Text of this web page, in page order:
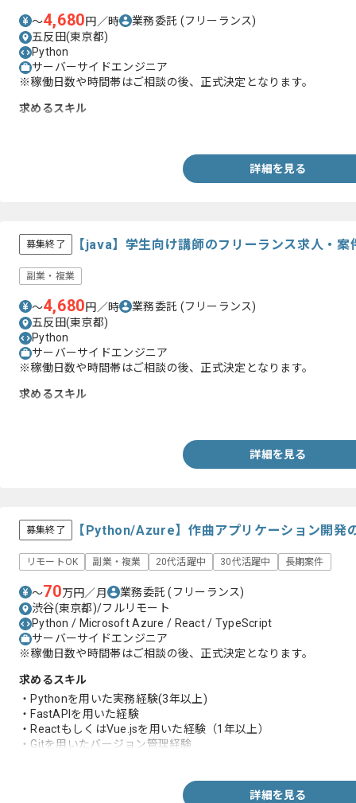
〜4,680円／時 業務委託 (フリーランス)
五反田(東京都)
Python
サーバーサイドエンジニア
※稼働日数や時間帯はご相談の後、正式決定となります。
求めるスキル
詳細を見る
募集終了 【java】学生向け講師のフリーランス求人・案
副業・複業
〜4,680円／時 業務委託 (フリーランス)
五反田(東京都)
Python
サーバーサイドエンジニア
※稼働日数や時間帯はご相談の後、正式決定となります。
求めるスキル
詳細を見る
募集終了 【Python/Azure】作曲アプリケーション開発
リモートOK 副業・複業 20代活躍中 30代活躍中 長期案件
〜70万円／月 業務委託(フリーランス)
渋谷(東京都)/フルリモート
Python / Microsoft Azure / React / TypeScript
サーバーサイドエンジニア
※稼働日数や時間帯はご相談の後、正式決定となります。
求めるスキル
・Pythonを用いた実務経験(3年以上)
・FastAPIを用いた経験
・ReactもしくはVue.jsを用いた経験（1年以上）
・Gitを用いたバージョン管理経験
詳細を見る